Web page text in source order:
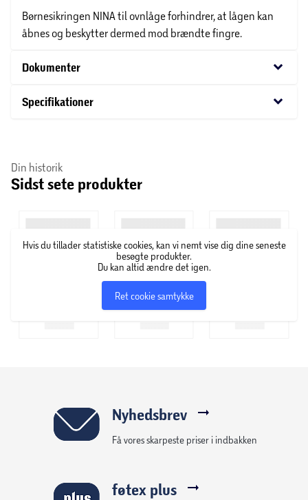
Børnesikringen NINA til ovnlåge forhindrer, at lågen kan
åbnes og beskytter dermed mod brændte fingre.
Dokumenter keyboard_arrow_down
Specifikationer keyboard_arrow_down
Din historik
Sidst sete produkter
Hvis du tillader statistiske cookies, kan vi nemt vise dig dine seneste
besøgte produkter.
Du kan altid ændre det igen.
Ret cookie samtykke
Nyhedsbrev
Få vores skarpeste priser i indbakken
føtex plus